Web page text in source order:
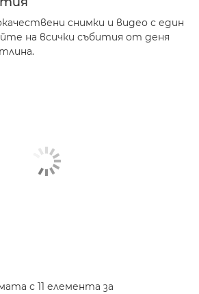
снимки и видео с един
на всички събития от деня
с 11 елемента за